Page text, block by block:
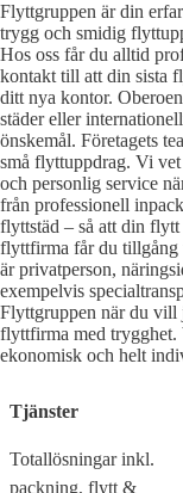
Flyttgruppen är din
trygg och smidig
Hos oss får du alltid
kontakt till att din sista
ditt nya kontor.
städer eller
önskemål. Företagets
små flyttuppdrag. Vi
och personlig service
från professionell
flyttstäd – så att din
flyttfirma får du tillgång
är privatperson,
exempelvis
Flyttgruppen när du vill
flyttfirma med trygghet.
ekonomisk och helt
Tjänster
Totallösningar inkl.
packning, flytt &